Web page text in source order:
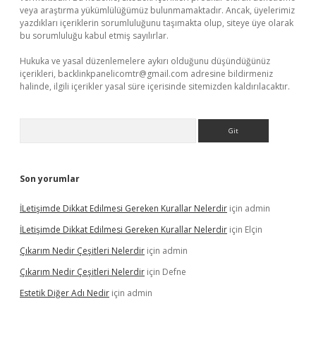
veya araştırma yükümlülüğümüz bulunmamaktadır. Ancak, üyelerimiz
yazdıkları içeriklerin sorumluluğunu taşımakta olup, siteye üye olarak
bu sorumluluğu kabul etmiş sayılırlar.
Hukuka ve yasal düzenlemelere aykırı olduğunu düşündüğünüz
içerikleri, backlinkpanelicomtr@gmail.com adresine bildirmeniz
halinde, ilgili içerikler yasal süre içerisinde sitemizden kaldırılacaktır.
Son yorumlar
İLetişimde Dikkat Edilmesi Gereken Kurallar Nelerdir için admin
İLetişimde Dikkat Edilmesi Gereken Kurallar Nelerdir için Elçin
Çıkarım Nedir Çeşitleri Nelerdir için admin
Çıkarım Nedir Çeşitleri Nelerdir için Defne
Estetik Diğer Adı Nedir için admin